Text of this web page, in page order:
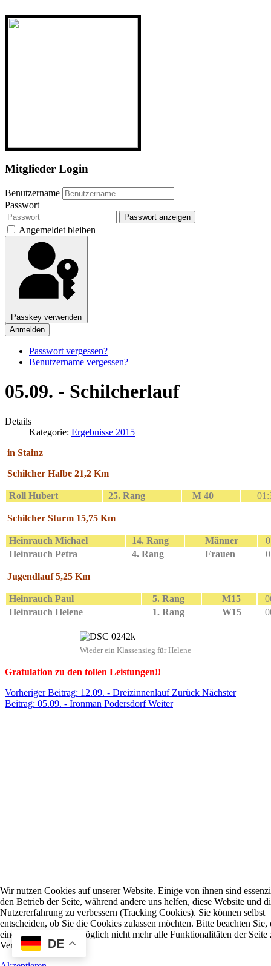
DE
Mitglieder Login
Benutzername
Passwort
Passwort anzeigen
Angemeldet bleiben
Passkey verwenden
Anmelden
Passwort vergessen?
Benutzername vergessen?
05.09. - Schilcherlauf
Details
Kategorie: Ergebnisse 2015
in Stainz
Schilcher Halbe 21,2 Km
Roll Hubert 25. Rang M 40
Schilcher Sturm 15,75 Km
Heinrauch Michael 14. Rang Männer
Heinrauch Petra
4. Rang Frauen
Jugendlauf5,25 Km
Heinrauch Paul 5. Rang M15
Heinrauch Helene
1. Rang W15
Wieder ein Klassensieg für Helene
Gratulation zu den tollen Leistungen!!
Vorheriger Beitrag: 12.09. - Dreizinnenlauf Zurück Nächster
Beitrag: 05.09. - Ironman PodersdorfWeiter
Wir nutzen Cookies auf unserer Website. Einige von ihnen sind
den Betrieb der Seite, während andere uns helfen, diese Website und
Nutzererfahrung zu verbessern (Tracking Cookies). Sie können selbst
entscheiden, ob Sie die Cookies zulassen möchten. Bitte beachten Sie,
einer Ablehnung womöglich nicht mehr alle Funktionalitäten der Seite
Verfügung stehen.